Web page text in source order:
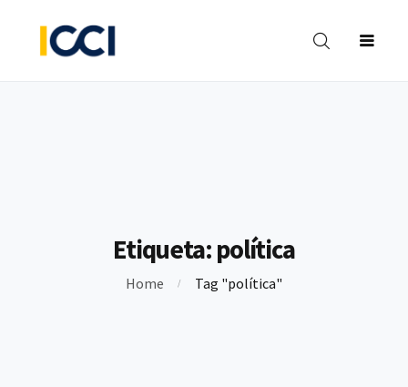
PROYECTOS
OPINIÓN
Etiqueta:política
Home Tag "política"